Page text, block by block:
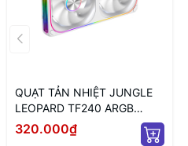
QUẠT TẢN NHIỆT JUNGLE
LEOPARD TF240 ARGB
WHITE (MÀU TRẮNG/ XUÔI)
320.000₫